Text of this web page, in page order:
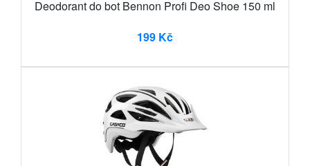
Deodorant do bot Bennon Profi Deo Shoe 150 ml
199 Kč